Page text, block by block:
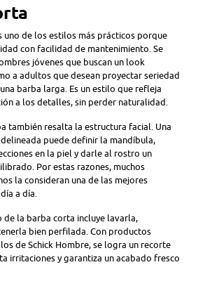
uno de los estilos más prácticos porque
con facilidad de mantenimiento. Se
jóvenes que buscan un look
a adultos que desean proyectar seriedad
barba larga. Es un estilo que refleja
a los detalles, sin perder naturalidad.
también resalta la estructura facial. Una
puede definir la mandíbula,
en la piel y darle al rostro un
Por estas razones, muchos
la consideran una de las mejores
a día.
de la barba corta incluye lavarla,
bien perfilada. Con productos
de Schick Hombre, se logra un recorte
irritaciones y garantiza un acabado fresco